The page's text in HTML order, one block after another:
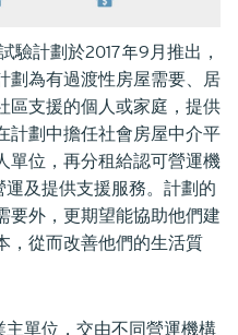
驗計劃於2017年9月推出，
劃為有過渡性房屋需要、居
區支援的個人或家庭，提供
計劃中擔任社會房屋中介平
單位，再分租給認可營運機
及提供支援服務。計劃的
要外，更期望能協助他們建
，從而改善他們的生活質
主單位，交由不同營運機構